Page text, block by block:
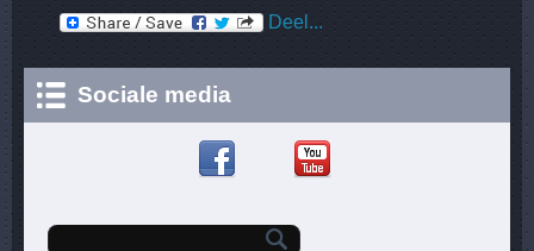
Deel...
Sociale media